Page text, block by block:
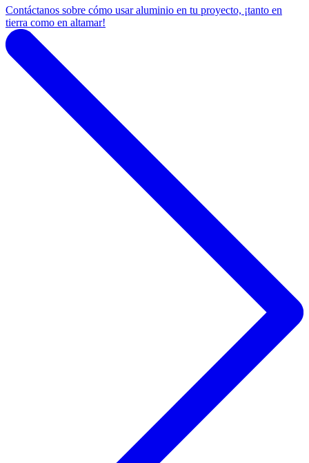
Contáctanos sobre cómo usar aluminio en tu proyecto, ¡tanto en
tierra como en altamar!